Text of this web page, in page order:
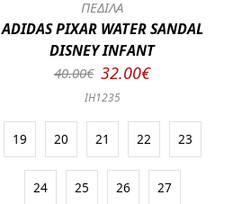
ΠΕΔΙΛΑ
ADIDAS PIXAR WATER SANDAL
DISNEY INFANT
40.00€ 32.00€
IH1235
19 20 21 22 23
24 25 26 27